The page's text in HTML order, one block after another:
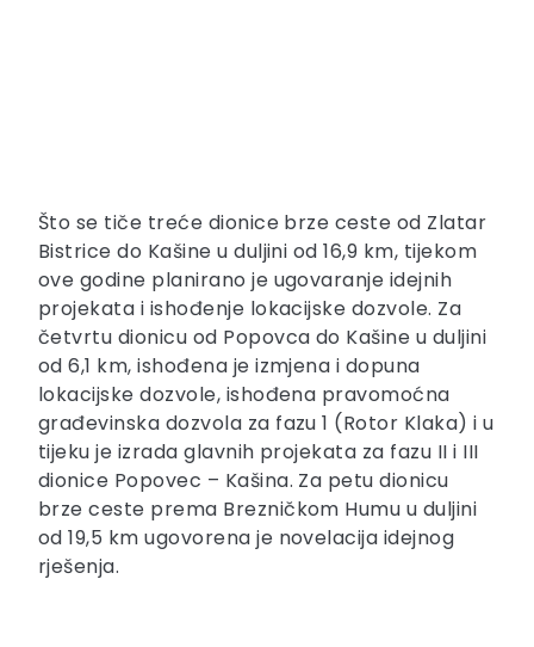
Što se tiče treće dionice brze ceste od Zlatar
Bistrice do Kašine u duljini od 16,9 km, tijekom
ove godine planirano je ugovaranje idejnih
projekata i ishođenje lokacijske dozvole. Za
četvrtu dionicu od Popovca do Kašine u duljini
od 6,1 km, ishođena je izmjena i dopuna
lokacijske dozvole, ishođena pravomoćna
građevinska dozvola za fazu 1 (Rotor Klaka) i u
tijeku je izrada glavnih projekata za fazu II i III
dionice Popovec – Kašina. Za petu dionicu
brze ceste prema Brezničkom Humu u duljini
od 19,5 km ugovorena je novelacija idejnog
rješenja.